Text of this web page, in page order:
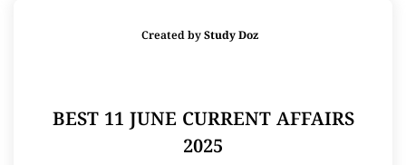
Created byStudy Doz
BEST 11 JUNE CURRENT AFFAIRS
2025